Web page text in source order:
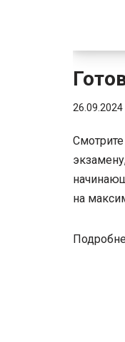
26.09.2024
на